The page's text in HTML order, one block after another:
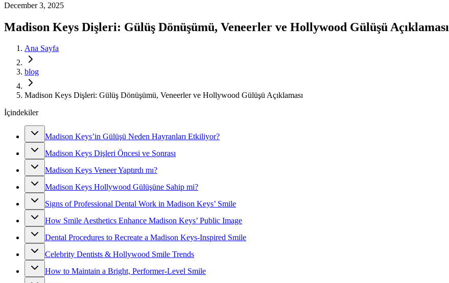
December 3, 2025
Madison Keys Dişleri: Gülüş Dönüşümü, Veneerler ve Hollywood Gülüşü Açıklaması
Ana Sayfa
blog
Madison Keys Dişleri: Gülüş Dönüşümü, Veneerler ve Hollywood Gülüşü Açıklaması
İçindekiler
Madison Keys’in Gülüşü Neden Hayranları Etkiliyor?
Madison Keys Dişleri Öncesi ve Sonrası
Madison Keys Veneer Yaptırdı mı?
Madison Keys Hollywood Gülüşüne Sahip mi?
Signs of Professional Dental Work in Madison Keys’ Smile
How Smile Aesthetics Enhance Madison Keys’ Public Image
Dental Procedures to Recreate a Madison Keys-Inspired Smile
Celebrity Dentists & Hollywood Smile Trends
How to Maintain a Bright, Performer-Level Smile